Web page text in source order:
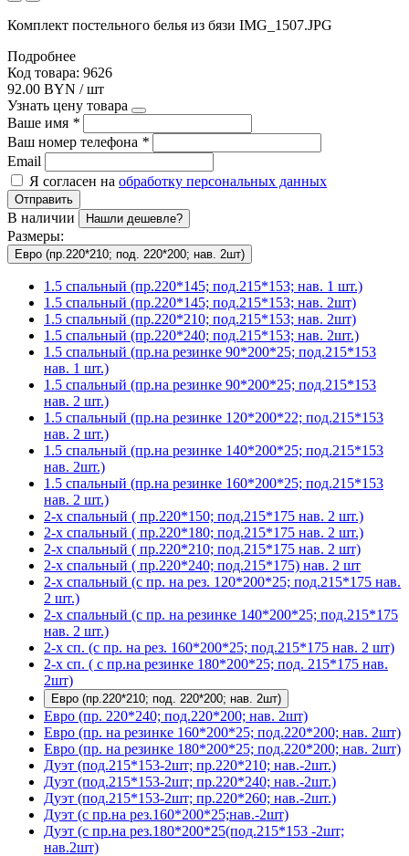
Комплект постельного белья из бязи IMG_1507.JPG
Подробнее
Код товара: 9626
92.00 BYN / шт
Узнать цену товара
Ваше имя *
Ваш номер телефона *
Email
Я согласен на обработку персональных данных
Отправить
В наличии Нашли дешевле?
Размеры:
Евро (пр.220*210; под. 220*200; нав. 2шт)
1.5 спальный (пр.220*145; под.215*153; нав. 1 шт.)
1.5 спальный (пр.220*145; под.215*153; нав. 2шт)
1.5 спальный (пр.220*210; под.215*153; нав. 2шт)
1.5 спальный (пр.220*240; под.215*153; нав. 2шт.)
1.5 спальный (пр.на резинке 90*200*25; под.215*153
нав. 1 шт.)
1.5 спальный (пр.на резинке 90*200*25; под.215*153
нав. 2 шт.)
1.5 спальный (пр.на резинке 120*200*22; под.215*153
нав. 2 шт.)
1.5 спальный (пр.на резинке 140*200*25; под.215*153
нав. 2шт.)
1.5 спальный (пр.на резинке 160*200*25; под.215*153
нав. 2 шт.)
2-х спальный ( пр.220*150; под.215*175 нав. 2 шт.)
2-х спальный ( пр.220*180; под.215*175 нав. 2 шт.)
2-х спальный ( пр.220*210; под.215*175 нав. 2 шт)
2-х спальный ( пр.220*240; под.215*175) нав. 2 шт
2-х спальный (с пр. на рез. 120*200*25; под.215*175 нав.
2 шт.)
2-х спальный (с пр. на резинке 140*200*25; под.215*175
нав. 2 шт.)
2-х сп. (с пр. на рез. 160*200*25; под.215*175 нав. 2 шт)
2-х сп. ( с пр.на резинке 180*200*25; под. 215*175 нав.
2шт)
Евро (пр.220*210; под. 220*200; нав. 2шт)
Евро (пр. 220*240; под.220*200; нав. 2шт)
Евро (пр. на резинке 160*200*25; под.220*200; нав. 2шт)
Евро (пр. на резинке 180*200*25; под.220*200; нав. 2шт)
Дуэт (под.215*153-2шт; пр.220*210; нав.-2шт.)
Дуэт (под.215*153-2шт; пр.220*240; нав.-2шт.)
Дуэт (под.215*153-2шт; пр.220*260; нав.-2шт.)
Дуэт (с пр.на рез.160*200*25;нав.-2шт)
Дуэт (с пр.на рез.180*200*25(под.215*153 -2шт;
нав.2шт)